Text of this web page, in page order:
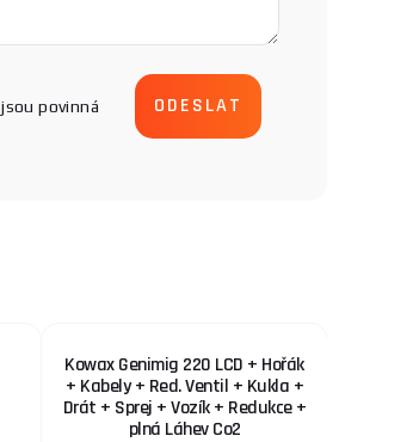
jsou povinná
Kowax Genimig 220 LCD + Hořák
+ Kabely + Red. Ventil + Kukla +
Drát + Sprej + Vozík + Redukce +
plná Láhev Co2